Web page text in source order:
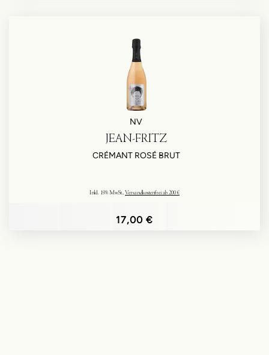
NV
JEAN-FRITZ
CRÉMANT ROSÉ BRUT
17,00 €
Inkl. 19% MwSt., Versandkostenfrei ab 200 €